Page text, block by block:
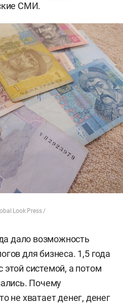
СМИ.
Look Press /
дало возможность
для бизнеса. 1,5 года
системой, а потом
Почему
не хватает денег, денег